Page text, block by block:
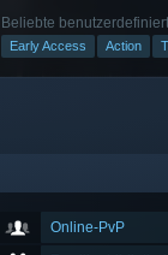
Beliebte
Early Access Action
Online-PvP